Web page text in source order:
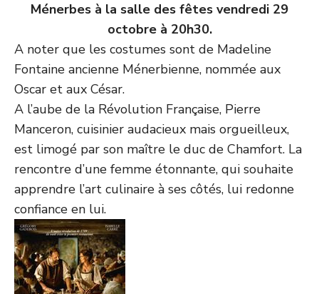
Ménerbes à la salle des fêtes vendredi 29
octobre à 20h30.
A noter que les costumes sont de Madeline
Fontaine ancienne Ménerbienne, nommée aux
Oscar et aux César.
A l’aube de la Révolution Française, Pierre
Manceron, cuisinier audacieux mais orgueilleux,
est limogé par son maître le duc de Chamfort. La
rencontre d’une femme étonnante, qui souhaite
apprendre l’art culinaire à ses côtés, lui redonne
confiance en lui.